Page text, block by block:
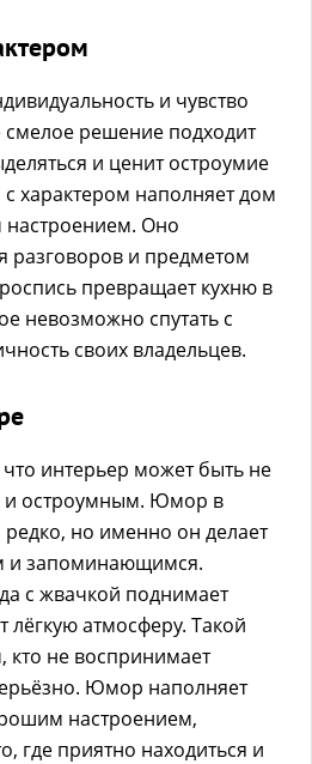
и чувство
решение подходит
и ценит остроумие
с характером наполняет дом
Оно
разговоров и предметом
превращает кухню в
невозможно спутать с
своих владельцев.
интерьер может быть не
и остроумным. Юмор в
редко, но именно он делает
и запоминающимся.
с жвачкой поднимает
лёгкую атмосферу. Такой
кто не воспринимает
Юмор наполняет
настроением,
где приятно находиться и